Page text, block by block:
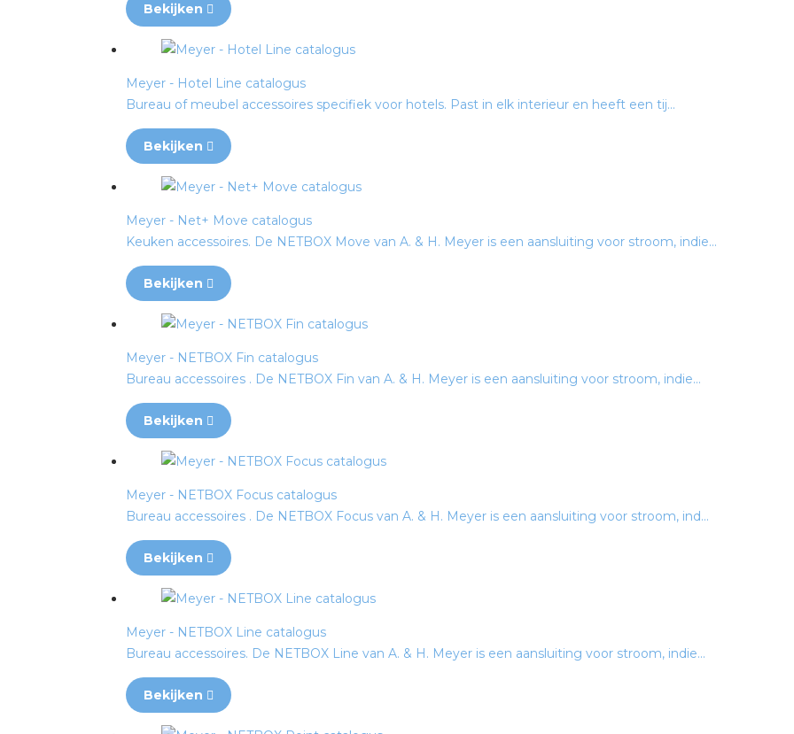
Bekijken
Meyer - Hotel Line catalogus
Bureau of meubel accessoires specifiek voor hotels. Past in elk interieur en heeft een tij...
Bekijken
Meyer - Net+ Move catalogus
Keuken accessoires. De NETBOX Move van A. & H. Meyer is een aansluiting voor stroom, indie...
Bekijken
Meyer - NETBOX Fin catalogus
Bureau accessoires . De NETBOX Fin van A. & H. Meyer is een aansluiting voor stroom, indie...
Bekijken
Meyer - NETBOX Focus catalogus
Bureau accessoires . De NETBOX Focus van A. & H. Meyer is een aansluiting voor stroom, ind...
Bekijken
Meyer - NETBOX Line catalogus
Bureau accessoires. De NETBOX Line van A. & H. Meyer is een aansluiting voor stroom, indie...
Bekijken